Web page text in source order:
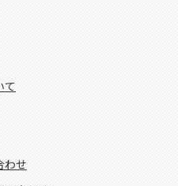
て
わせ